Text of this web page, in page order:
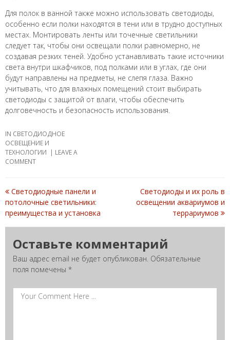
Для полок в ванной также можно использовать светодиоды,
особенно если полки находятся в тени или в трудно доступных
местах. Монтировать ленты или точечные светильники
следует так, чтобы они освещали полки равномерно, не
создавая резких теней. Удобно устанавливать такие источники
света внутри шкафчиков, под полками или в углах, где они
будут направлены на предметы, не слепя глаза. Важно
учитывать, что для влажных помещений стоит выбирать
светодиоды с защитой от влаги, чтобы обеспечить
долговечность и безопасность использования.
IN СВЕТОДИОДНОЕ
ОСВЕЩЕНИЕ И
ТЕХНОЛОГИИ
LEAVE A
COMMENT
Post
navigation
Светодиодные панели и
потолочные светильники:
преимущества и установка
Светодиоды и их роль в
освещении аквариумов и
террариумов
Оставьте комментарий
Ваш адрес email не будет опубликован. Обязательные
поля помечены *